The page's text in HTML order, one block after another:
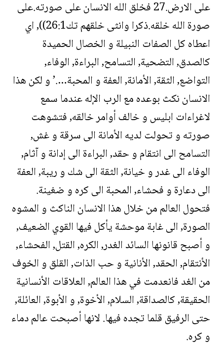
على الارض.27 فخلق الله الانسان على صورته.على
صورة الله خلقه.ذكرا وانثى خلقهم تك26:1)), اي
اعطاه كل الصفات النبيلة و الخصال الحميدة
كالصدق, التضحية, التسامح, البراءة, الوفاء,
التواضع, الثقة, الأمانة, العفة و المحبة….’ و لكن هذا
الانسان نكث بوعده مع الرب الإله عندما سمع
لاغراءات ابليس و خالف أوامر خالقه, فتشوهت
صورته و تحولت لديه الأمانة الى سرقة و غش,
التسامح الى انتقام و حقد, البراءة الى إدانة و آثام,
الوفاء الى غدر و خيانة, الثقة الى شك و ريبة, العفة
الى دعارة و فحشاء, المحبة الى كره و ضغينة.
فتحول العالم من خلال هذا الانسان الناكث و المشوه
الصورة, الى غابة موحشة يأكل فيها القوي الضعيف,
و أصبح قانونها السائد الغدر, الكره, القتل, الفحشاء,
الأنتقام, الحقد, الأنانية و حب الذات, القلق و الخوف
من الغد فانعدمت في هذا العالم, العلاقات الأنسانية
الحقيقة, كالصداقة, السلام, الأخوة, و الأبوة, العائلة,
حتى الرفيق قلما تجده فيها. لانها أصبحت عالم دماء
و كره.